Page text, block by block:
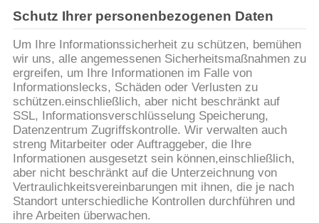
Schutz Ihrer personenbezogenen Daten
Um Ihre Informationssicherheit zu schützen, bemühen
wir uns, alle angemessenen Sicherheitsmaßnahmen zu
ergreifen, um Ihre Informationen im Falle von
Informationslecks, Schäden oder Verlusten zu
schützen.einschließlich, aber nicht beschränkt auf
SSL, Informationsverschlüsselung Speicherung,
Datenzentrum Zugriffskontrolle. Wir verwalten auch
streng Mitarbeiter oder Auftraggeber, die Ihre
Informationen ausgesetzt sein können,einschließlich,
aber nicht beschränkt auf die Unterzeichnung von
Vertraulichkeitsvereinbarungen mit ihnen, die je nach
Standort unterschiedliche Kontrollen durchführen und
ihre Arbeiten überwachen.